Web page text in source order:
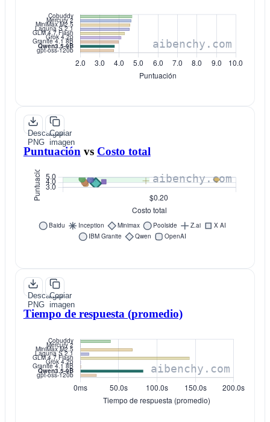
Descargar
PNG
Copiar
imagen
Puntuación vs Costo total
Descargar
PNG
Copiar
imagen
Tiempo de respuesta (promedio)